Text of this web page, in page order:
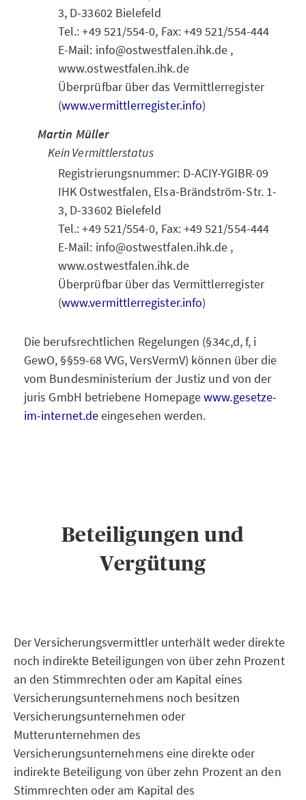
3, D-33602 Bielefeld
Tel.: +49 521/554-0, Fax: +49 521/554-444
E-Mail: info@ostwestfalen.ihk.de ,
www.ostwestfalen.ihk.de
Überprüfbar über das Vermittlerregister
(www.vermittlerregister.info)
Martin Müller
Kein Vermittlerstatus
Registrierungsnummer: D-ACIY-YGIBR-09
IHK Ostwestfalen, Elsa-Brändström-Str. 1-
3, D-33602 Bielefeld
Tel.: +49 521/554-0, Fax: +49 521/554-444
E-Mail: info@ostwestfalen.ihk.de ,
www.ostwestfalen.ihk.de
Überprüfbar über das Vermittlerregister
(www.vermittlerregister.info)
Die berufsrechtlichen Regelungen (§34c,d, f, i
GewO, §§59-68 VVG, VersVermV) können über die
vom Bundesministerium der Justiz und von der
juris GmbH betriebene Homepagewww.gesetze-
im-internet.deeingesehen werden.
Beteiligungen und
Vergütung
Der Versicherungsvermittler unterhält weder direkte
noch indirekte Beteiligungen von über zehn Prozent
an den Stimmrechten oder am Kapital eines
Versicherungsunternehmens noch besitzen
Versicherungsunternehmen oder
Mutterunternehmen des
Versicherungsunternehmens eine direkte oder
indirekte Beteiligung von über zehn Prozent an den
Stimmrechten oder am Kapital des